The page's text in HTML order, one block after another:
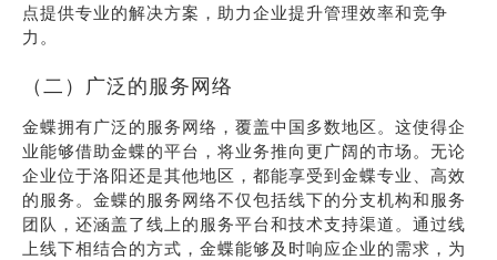
点提供专业的解决方案，助力企业提升管理效率和竞争
力。
（二）广泛的服务网络
金蝶拥有广泛的服务网络，覆盖中国多数地区。这使得企
业能够借助金蝶的平台，将业务推向更广阔的市场。无论
企业位于洛阳还是其他地区，都能享受到金蝶专业、高效
的服务。金蝶的服务网络不仅包括线下的分支机构和服务
团队，还涵盖了线上的服务平台和技术支持渠道。通过线
上线下相结合的方式，金蝶能够及时响应企业的需求，为